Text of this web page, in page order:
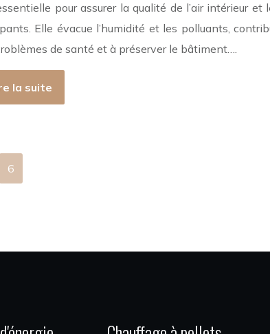
pour assurer la qualité de l’air intérieur et
Elle évacue l’humidité et les polluants,
de santé et à préserver le bâtiment….
la suite
6